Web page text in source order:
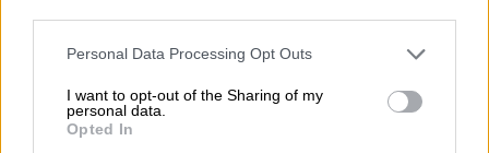
Please note that this website/app uses one or more Google
not limited to your visit or usage behaviour. You may click to
grant or deny consent to Google and its third-party tags to
use your data for below specified purposes in below Google
Personal Data Processing Opt Outs
I want to opt-out of the Sharing of my
personal data.
Opted In